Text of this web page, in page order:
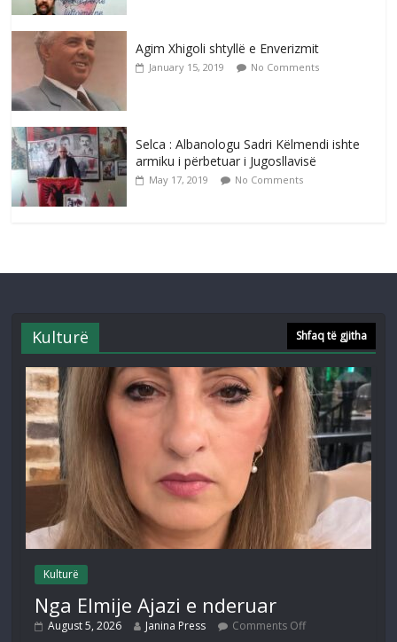
Agim Xhigoli shtyllë e Enverizmit
January 15, 2019 No Comments
Selca : Albanologu Sadri Këlmendi ishte
armiku i përbetuar i Jugosllavisë
May 17, 2019 No Comments
Kulturë Shfaq të gjitha
Kulturë
Nga Elmije Ajazi e nderuar
August 5, 2026 Janina Press Comments Off